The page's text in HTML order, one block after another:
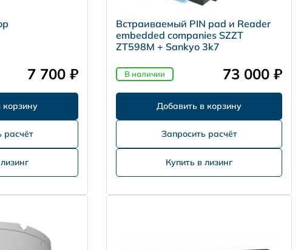
7 700 ₽
расчёт
Встраиваемый PIN pad и Reader
embedded companies SZZT
ZT598M + Sankyo 3k7
В наличии 73 000 ₽
Запросить расчёт
Купить в лизинг